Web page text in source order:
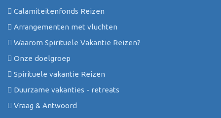
Calamiteitenfonds Reizen
Arrangementen met vluchten
Waarom Spirituele Vakantie Reizen?
Onze doelgroep
Spirituele vakantie Reizen
Duurzame vakanties - retreats
Vraag & Antwoord